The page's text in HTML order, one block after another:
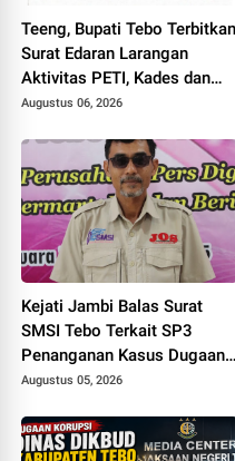
Teeng, Bupati Tebo Terbitkan
Surat Edaran Larangan
Aktivitas PETI, Kades dan
Perangkat Desa Yang
Augustus 06, 2026
Kejati Jambi Balas Surat
SMSI Tebo Terkait SP3
Penanganan Kasus Dugaan
Korupsi di DPUPR Tebo Rp
Augustus 05, 2026